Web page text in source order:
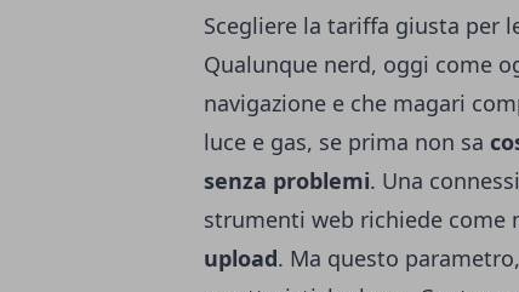
Scegliere la tariffa giusta per
Qualunque nerd, oggi come
navigazione e che magari
luce e gas, se prima non sa
senza problemi. Una
strumenti web richiede come
upload. Ma questo